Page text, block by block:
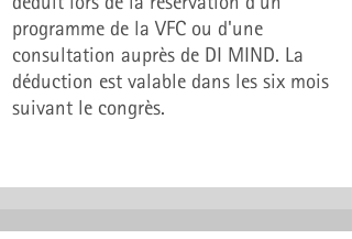
programme de la VFC ou d'une
consultation auprès de DI MIND. La
déduction est valable dans les six mois
suivant le congrès.